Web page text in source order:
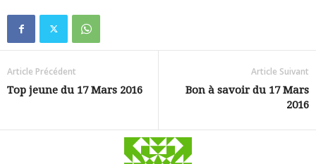
Article Précédent
Top jeune du 17 Mars 2016
Article Suivant
Bon à savoir du 17 Mars
2016